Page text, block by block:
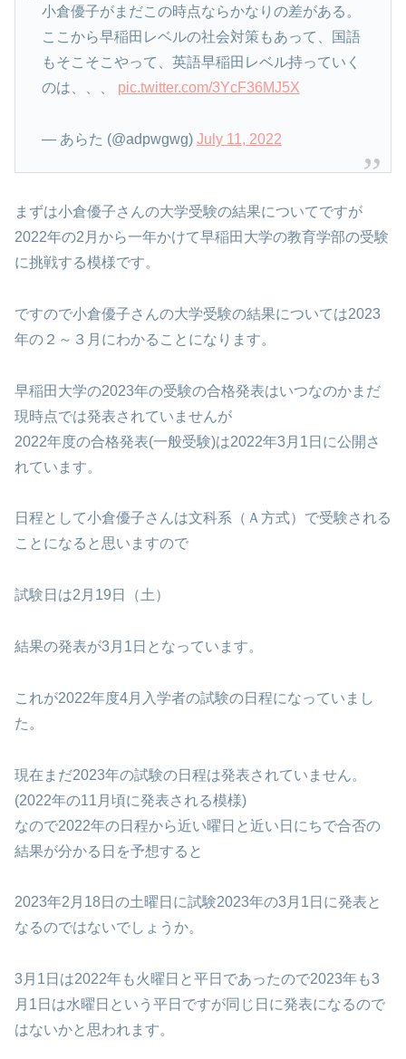
小倉優子がまだこの時点ならかなりの差がある。
ここから早稲田レベルの社会対策もあって、国語
もそこそこやって、英語早稲田レベル持っていく
のは、、、 pic.twitter.com/3YcF36MJ5X
— あらた (@adpwgwg) July 11, 2022
まずは小倉優子さんの大学受験の結果についてですが
2022年の2月から一年かけて早稲田大学の教育学部の受験
に挑戦する模様です。
ですので小倉優子さんの大学受験の結果については2023
年の２～３月にわかることになります。
早稲田大学の2023年の受験の合格発表はいつなのかまだ
現時点では発表されていませんが
2022年度の合格発表(一般受験)は2022年3月1日に公開さ
れています。
日程として小倉優子さんは文科系（Ａ方式）で受験される
ことになると思いますので
試験日は2月19日（土）
結果の発表が3月1日となっています。
これが2022年度4月入学者の試験の日程になっていまし
た。
現在まだ2023年の試験の日程は発表されていません。
(2022年の11月頃に発表される模様)
なので2022年の日程から近い曜日と近い日にちで合否の
結果が分かる日を予想すると
2023年2月18日の土曜日に試験2023年の3月1日に発表と
なるのではないでしょうか。
3月1日は2022年も火曜日と平日であったので2023年も3
月1日は水曜日という平日ですが同じ日に発表になるので
はないかと思われます。